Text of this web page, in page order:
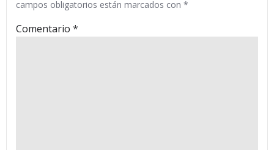
campos obligatorios están marcados con *
Comentario *